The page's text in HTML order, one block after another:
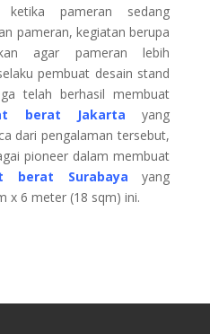
pameran sedang
pameran, kegiatan berupa
agar pameran lebih
pembuat desain stand
telah berhasil membuat
berat Jakarta yang
dari pengalaman tersebut,
pioneer dalam membuat
berat Surabaya
yang
x 6 meter (18 sqm) ini.